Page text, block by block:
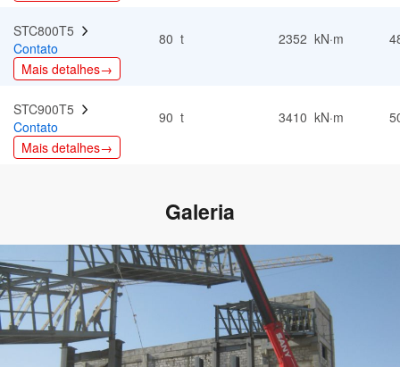
STC800T5
Contato
Mais detalhes→
80 t 2352 kN·m
STC900T5
Contato
Mais detalhes→
90 t 3410 kN·m
Galeria